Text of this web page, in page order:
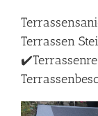
Terrassen